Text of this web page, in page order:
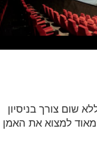
שום צורך בניסיון
למצוא את האמן